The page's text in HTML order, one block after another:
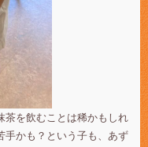
茶を飲むことは稀かもしれ
手かも？という子も、あず